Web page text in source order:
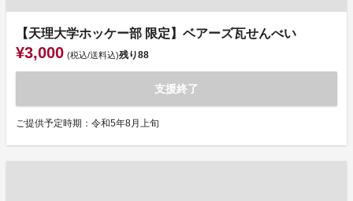
【天理大学ホッケー部 限定】ベアーズ瓦せんべい
¥3,000 (税込/送料込)残り88
支援終了
ご提供予定時期：令和5年8月上旬